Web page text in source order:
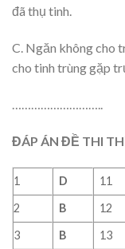
đã thụ tinh.
C. Ngăn không cho
cho tinh trùng gặp
ĐÁP ÁN ĐỀ THI
1 D 11
2
B 12
3
B 13